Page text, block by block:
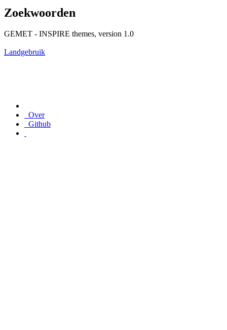
Zoekwoorden
GEMET - INSPIRE themes, version 1.0
Landgebruik
Over
Github